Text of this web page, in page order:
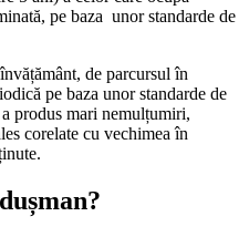
pe baza unor standarde de
de parcursul în
pe baza unor standarde de
produs mari nemulțumiri,
corelate cu vechimea în